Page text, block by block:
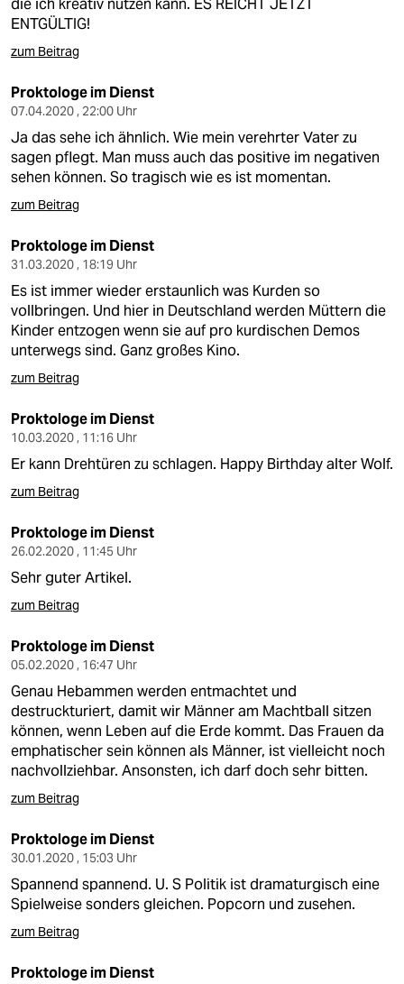
die ich kreativ nutzen kann. ES REICHT JETZT
ENTGÜLTIG!
zum Beitrag
Proktologe im Dienst
07.04.2020 , 22:00 Uhr
Ja das sehe ich ähnlich. Wie mein verehrter Vater zu
sagen pflegt. Man muss auch das positive im negativen
sehen können. So tragisch wie es ist momentan.
zum Beitrag
Proktologe im Dienst
31.03.2020 , 18:19 Uhr
Es ist immer wieder erstaunlich was Kurden so
vollbringen. Und hier in Deutschland werden Müttern die
Kinder entzogen wenn sie auf pro kurdischen Demos
unterwegs sind. Ganz großes Kino.
zum Beitrag
Proktologe im Dienst
10.03.2020 , 11:16 Uhr
Er kann Drehtüren zu schlagen. Happy Birthday alter Wolf.
zum Beitrag
Proktologe im Dienst
26.02.2020 , 11:45 Uhr
Sehr guter Artikel.
zum Beitrag
Proktologe im Dienst
05.02.2020 , 16:47 Uhr
Genau Hebammen werden entmachtet und
destruckturiert, damit wir Männer am Machtball sitzen
können, wenn Leben auf die Erde kommt. Das Frauen da
emphatischer sein können als Männer, ist vielleicht noch
nachvollziehbar. Ansonsten, ich darf doch sehr bitten.
zum Beitrag
Proktologe im Dienst
30.01.2020 , 15:03 Uhr
Spannend spannend. U. S Politik ist dramaturgisch eine
Spielweise sonders gleichen. Popcorn und zusehen.
zum Beitrag
Proktologe im Dienst